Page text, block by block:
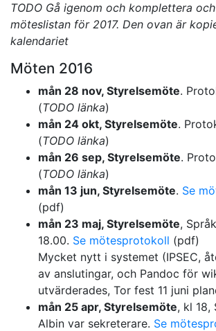
TODO Gå igenom och komplettera
möteslistan för 2017. Den ovan är
kalendariet
Möten 2016
mån 28 nov, Styrelsemöte.
(TODO länka)
mån 24 okt, Styrelsemöte.
(TODO länka)
mån 26 sep, Styrelsemöte.
(TODO länka)
mån 13 jun, Styrelsemöte. Se
(pdf)
mån 23 maj, Styrelsemöte,
18.00. Se mötesprotokoll (pdf)
Mycket nytt i systemet (IPSEC,
av anslutingar, och Pandoc för
utvärderades, Tor fest 11 juni
mån 25 apr, Styrelsemöte, kl 18,
Albin var sekreterare. Se